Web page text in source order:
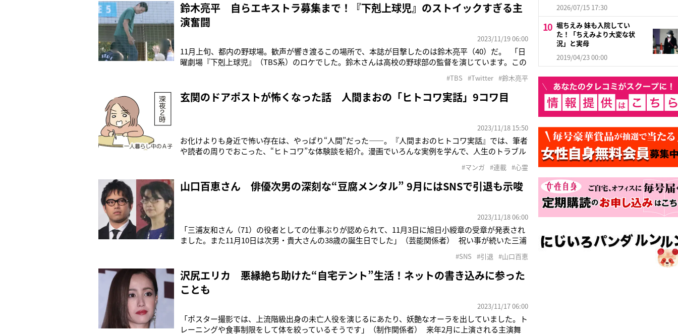
鈴木亮平 自らエキストラ募集まで！『下剋上球児』のストイックすぎる主
演奮闘
2023/11/19 06:00
11月上旬、都内の野球場。歓声が響き渡るこの場所で、本誌が目撃したのは鈴木亮平（40）だ。 「日
曜劇場『下剋上球児』（TBS系）のロケでした。鈴木さんは高校の野球部の監督を演じています。この
#TBS #Twitter #鈴木亮平
玄関のドアポストが怖くなった話 人間まおの「ヒトコワ実話」9コワ目
2023/11/18 15:50
お化けよりも身近で怖い存在は、やっぱり“人間”だった――。『人間まおのヒトコワ実話』では、筆者
や読者の周りでおこった、“ヒトコワ”な体験談を紹介。漫画でいろんな実例を学んで、人生のトラブル
#マンガ #連載 #心霊
山口百恵さん 俳優次男の深刻な“豆腐メンタル” 9月にはSNSで引退も示唆
2023/11/18 06:00
「三浦友和さん（71）の役者としての仕事ぶりが認められて、11月3日に旭日小綬章の受章が発表され
ました。また11月10日は次男・貴大さんの38歳の誕生日でした」（芸能関係者） 祝い事が続いた三浦
#SNS #引退 #山口百恵
沢尻エリカ 悪縁絶ち助けた“自宅テント”生活！ネットの書き込みに参った
ことも
2023/11/17 06:00
「ポスター撮影では、上流階級出身の未亡人役を演じるにあたり、妖艶なオーラを出していました。ト
レーニングや食事制限をして体を絞っているそうです」（制作関係者） 来年2月に上演される主演舞
2026/07/15 17:30
堀ちえみ 妹も入院してい
た！「ちえみより大変な状
況」と実母
2019/04/23 00:00